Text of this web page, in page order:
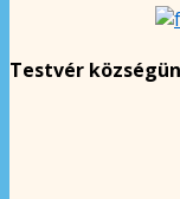
Testvér